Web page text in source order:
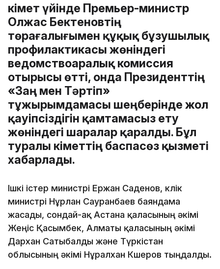
Үкімет үйінде Премьер-министр
Олжас Бектеновтің
төрағалығымен құқық бұзушылық
профилактикасы жөніндегі
ведомствоаралық комиссия
отырысы өтті, онда Президенттің
«Заң мен Тәртіп»
тұжырымдамасы шеңберінде жол
қауіпсіздігін қамтамасыз ету
жөніндегі шаралар қаралды. Бұл
туралы Үкіметтің баспасөз қызметі
хабарлады.
Ішкі істер министрі Ержан Саденов, көлік
министрі Нұрлан Сауранбаев баяндама
жасады, сондай-ақ Астана қаласының әкімі
Жеңіс Қасымбек, Алматы қаласының әкімі
Дархан Сатыбалды және Түркістан
облысының әкімі Нұралхан Көшеров тыңдалды.